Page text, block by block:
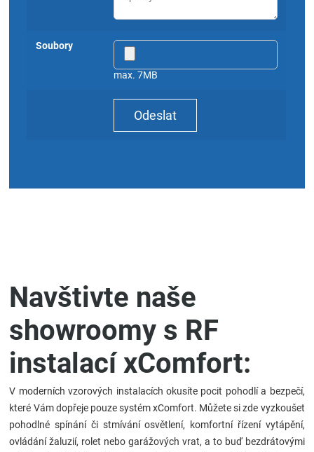
Soubory
max. 7MB
Odeslat
Navštivte naše
showroomy s RF
instalací xComfort:
V moderních vzorových instalacích okusíte pocit pohodlí a bezpečí,
které Vám dopřeje pouze systém xComfort. Můžete si zde vyzkoušet
pohodlné spínání či stmívání osvětlení, komfortní řízení vytápění,
ovládání žaluzií, rolet nebo garážových vrat, a to buď bezdrátovými